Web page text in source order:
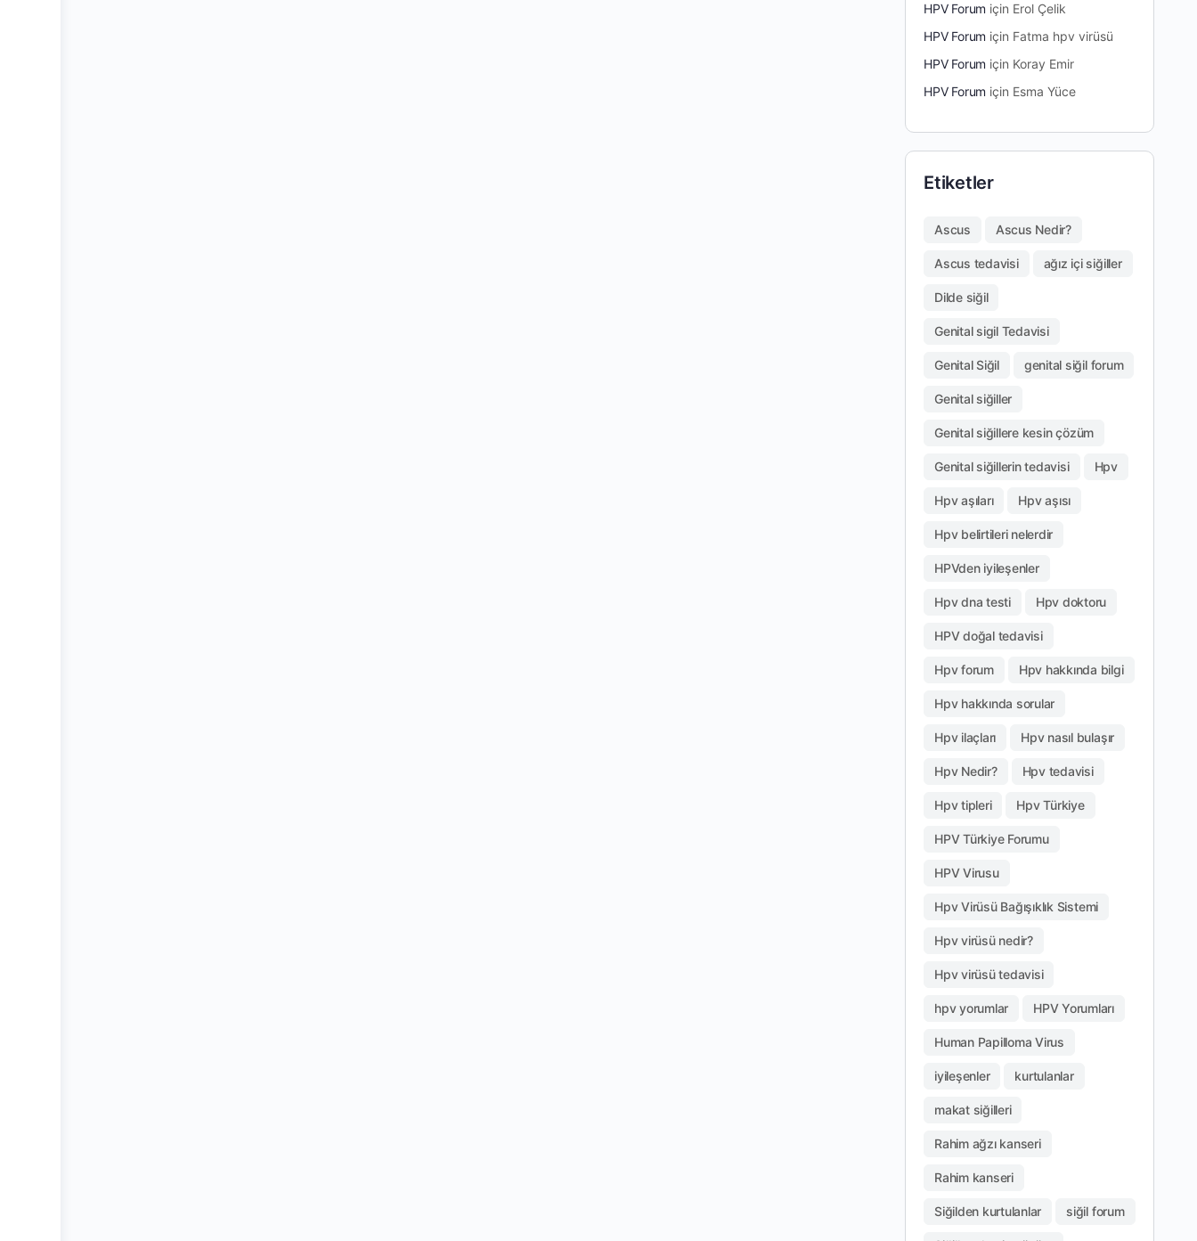
HPV Forum için Erol Çelik
HPV Forum için Fatma hpv virüsü
HPV Forum için Koray Emir
HPV Forum için Esma Yüce
Etiketler
Ascus Ascus Nedir?
Ascus tedavisi ağız içi siğiller
Dilde siğil
Genital sigil Tedavisi
Genital Siğil genital siğil forum
Genital siğiller
Genital siğillere kesin çözüm
Genital siğillerin tedavisi Hpv
Hpv aşıları Hpv aşısı
Hpv belirtileri nelerdir
HPVden iyileşenler
Hpv dna testi Hpv doktoru
HPV doğal tedavisi
Hpv forum Hpv hakkında bilgi
Hpv hakkında sorular
Hpv ilaçları Hpv nasıl bulaşır
Hpv Nedir? Hpv tedavisi
Hpv tipleri Hpv Türkiye
HPV Türkiye Forumu
HPV Virusu
Hpv Virüsü Bağışıklık Sistemi
Hpv virüsü nedir?
Hpv virüsü tedavisi
hpv yorumlar HPV Yorumları
Human Papilloma Virus
iyileşenler kurtulanlar
makat siğilleri
Rahim ağzı kanseri
Rahim kanseri
Siğilden kurtulanlar siğil forum